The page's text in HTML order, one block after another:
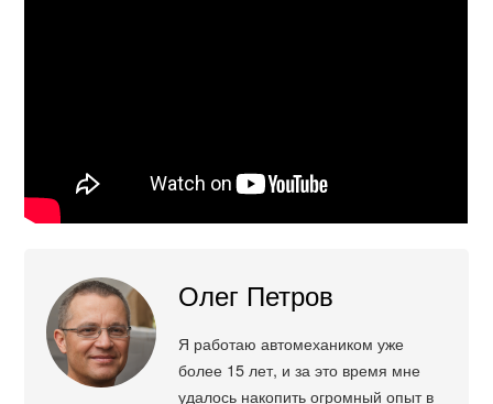
Олег Петров
Я работаю автомехаником уже
более 15 лет, и за это время мне
удалось накопить огромный опыт в